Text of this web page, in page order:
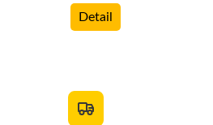
Detail